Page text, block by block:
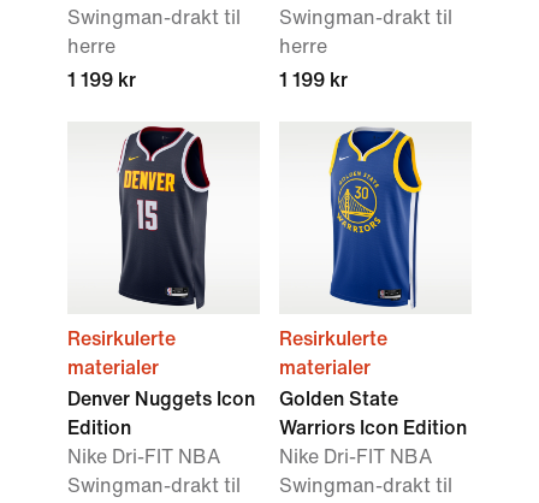
Swingman-drakt til
herre
1 199 kr
Swingman-drakt til
herre
1 199 kr
Resirkulerte
materialer
Denver Nuggets Icon
Edition
Nike Dri-FIT NBA
Swingman-drakt til
Resirkulerte
materialer
Golden State
Warriors Icon Edition
Nike Dri-FIT NBA
Swingman-drakt til